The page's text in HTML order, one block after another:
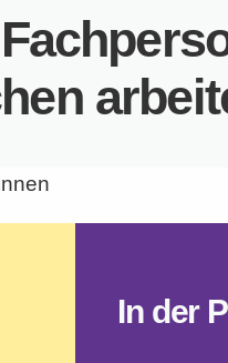
In der